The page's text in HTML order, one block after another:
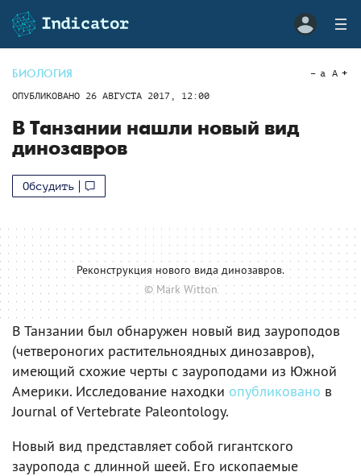
БИОЛОГИЯ
ОПУБЛИКОВАНО 26 АВГУСТА 2017, 12:00
a A
В Танзании нашли новый вид
динозавров
Обсудить
Реконструкция нового вида динозавров.
© Mark Witton
В Танзании был обнаружен новый вид зауроподов
(четвероногих растительноядных динозавров),
имеющий схожие черты с зауроподами из Южной
Америки. Исследование находки опубликовано в
Journal of Vertebrate Paleontology.
Новый вид представляет собой гигантского
зауропода с длинной шеей. Его ископаемые